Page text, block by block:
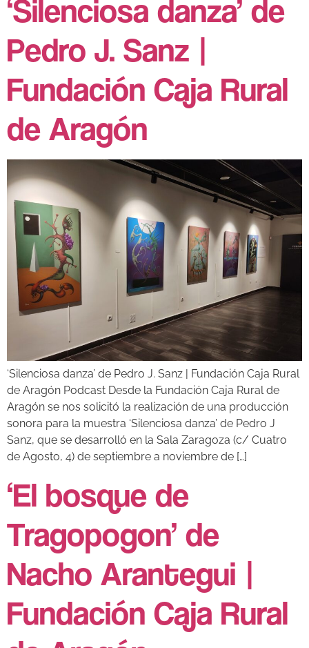
‘Silenciosa danza’ de
Pedro J. Sanz |
Fundación Caja Rural
de Aragón
‘Silenciosa danza’ de Pedro J. Sanz | Fundación Caja Rural
de Aragón Podcast Desde la Fundación Caja Rural de
Aragón se nos solicitó la realización de una producción
sonora para la muestra ‘Silenciosa danza’ de Pedro J
Sanz, que se desarrolló en la Sala Zaragoza (c/ Cuatro
de Agosto, 4) de septiembre a noviembre de […]
‘El bosque de
Tragopogon’ de
Nacho Arantegui |
Fundación Caja Rural